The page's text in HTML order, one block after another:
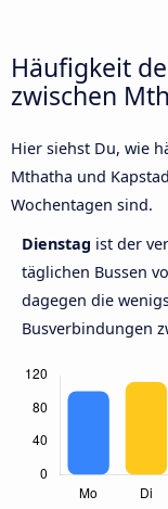
Häufigkeit
zwischen
Hier siehst Du, wie
Mthatha und
Wochentagen sind.
Dienstag ist der
täglichen Bussen
dagegen die
Busverbindungen